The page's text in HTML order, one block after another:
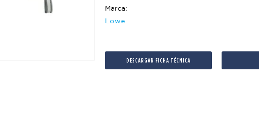
Marca:
Lowe
DESCARGAR FICHA TÉCNICA